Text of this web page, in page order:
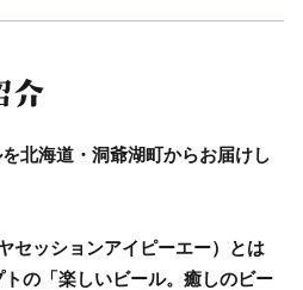
北海道・洞爺湖町からお届けし
セッションアイピーエー）とは
の「楽しいビール。癒しのビー